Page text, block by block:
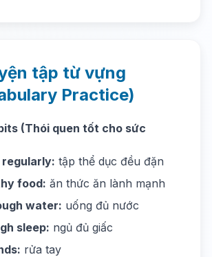
tập từ vựng
Practice)
(Thói quen tốt cho sức
tập thể dục đều đặn
food: ăn thức ăn lành mạnh
water: uống đủ nước
sleep: ngủ đủ giấc
rửa tay